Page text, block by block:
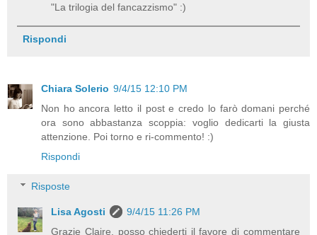
"La trilogia del fancazzismo" :)
Rispondi
Chiara Solerio 9/4/15 12:10 PM
Non ho ancora letto il post e credo lo farò domani perché
ora sono abbastanza scoppia: voglio dedicarti la giusta
attenzione. Poi torno e ri-commento! :)
Rispondi
Risposte
Lisa Agosti
9/4/15 11:26 PM
Grazie Claire, posso chiederti il favore di commentare